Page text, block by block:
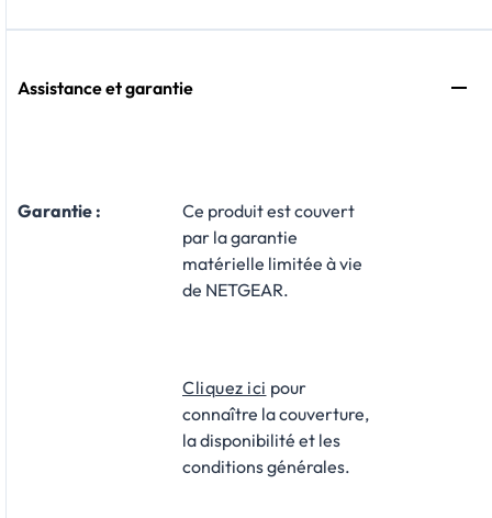
Assistance et garantie
Garantie :
​Ce produit est couvert
par la garantie
matérielle limitée à vie
de NETGEAR.
Cliquez ici pour
connaître la couverture,
la disponibilité et les
conditions générales.